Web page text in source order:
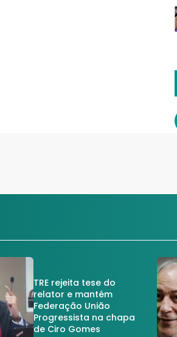
TRE rejeita tese do
relator e mantém
Federação União
Progressista na chapa
de Ciro Gomes